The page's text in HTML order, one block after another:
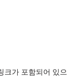
크가 포함되어 있으